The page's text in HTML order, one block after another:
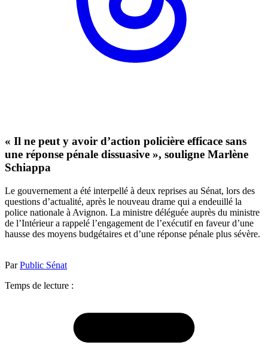
« Il ne peut y avoir d’action policière efficace sans
une réponse pénale dissuasive », souligne Marlène
Schiappa
Le gouvernement a été interpellé à deux reprises au Sénat, lors des
questions d’actualité, après le nouveau drame qui a endeuillé la
police nationale à Avignon. La ministre déléguée auprès du ministre
de l’Intérieur a rappelé l’engagement de l’exécutif en faveur d’une
hausse des moyens budgétaires et d’une réponse pénale plus sévère.
ParPublic Sénat
Temps de lecture :